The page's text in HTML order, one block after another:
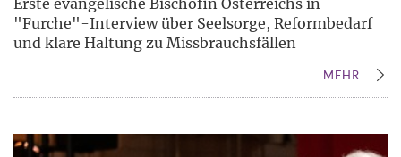
"Furche"-Interview über Seelsorge, Reformbedarf
und klare Haltung zu Missbrauchsfällen
MEHR